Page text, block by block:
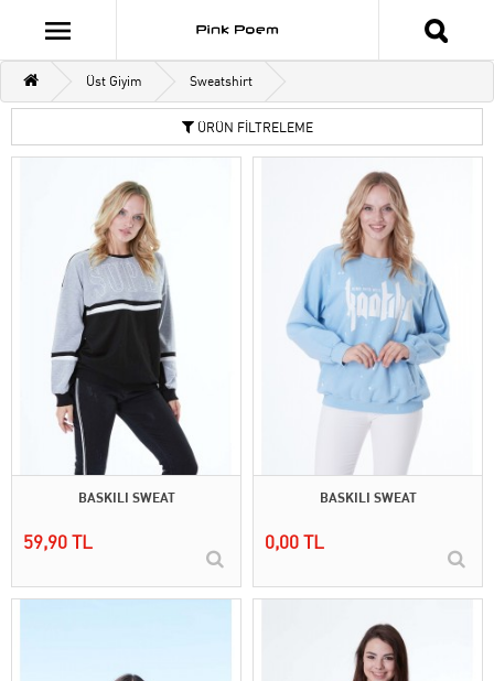
Üst Giyim Sweatshirt
ÜRÜN FİLTRELEME
BASKILI SWEAT
59,90 TL
BASKILI SWEAT
0,00 TL